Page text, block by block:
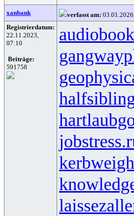
xanbank verfasst am:
Registrierdatum:
22.11.2023,
07:10
Beiträge:
591758